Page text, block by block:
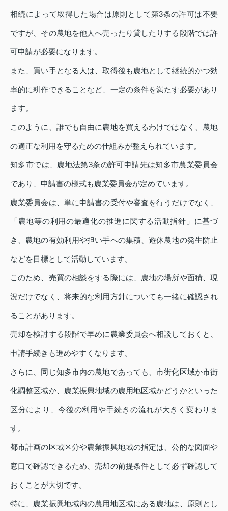
相続によって取得した場合は原則として第3条の許可は不要
ですが、その農地を他人へ売ったり貸したりする段階では許
可申請が必要になります。
また、買い手となる人は、取得後も農地として継続的かつ効
率的に耕作できることなど、一定の条件を満たす必要があり
ます。
このように、誰でも自由に農地を買えるわけではなく、農地
の適正な利用を守るための仕組みが整えられています。
知多市では、農地法第3条の許可申請先は知多市農業委員会
であり、申請書の様式も農業委員会が定めています。
農業委員会は、単に申請書の受付や審査を行うだけでなく、
「農地等の利用の最適化の推進に関する活動指針」に基づ
き、農地の有効利用や担い手への集積、遊休農地の発生防止
などを目標として活動しています。
このため、売買の相談をする際には、農地の場所や面積、現
況だけでなく、将来的な利用方針についても一緒に確認され
ることがあります。
売却を検討する段階で早めに農業委員会へ相談しておくと、
申請手続きも進めやすくなります。
さらに、同じ知多市内の農地であっても、市街化区域か市街
化調整区域か、農業振興地域の農用地区域かどうかといった
区分により、今後の利用や手続きの流れが大きく変わりま
す。
都市計画の区域区分や農業振興地域の指定は、公的な図面や
窓口で確認できるため、売却の前提条件として必ず確認して
おくことが大切です。
特に、農業振興地域内の農用地区域にある農地は、原則とし